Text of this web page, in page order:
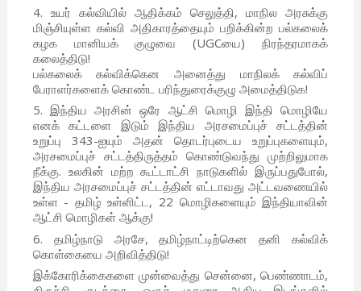
4. உயர் கல்வியில் ஆதிக்கம் செலுத்தி, மாநில அரசுக்கு
மிஞ்சியுள்ள கல்வி அதிகாரத்தையும் பறிக்கின்ற பல்கலைக்
கழக மானியக் குழுவை (UGCயை) நிரந்தரமாகக்
கலைத்திடு!
பல்கலைக் கல்விக்கென அனைத்து மாநிலக் கல்விப்
பேராளர்களைக் கொண்ட பரிந்துரைக்குழு அமைத்திடுக!
5. இந்திய அரசின் ஒரே ஆட்சி மொழி இந்தி மொழியே
எனக் கட்டளை இடும் இந்திய அரசமைப்புச் சட்டத்தின்
உறுப்பு 343-ஐயும் அதன் தொடர்புடைய உறுப்புகளையும்,
அரசமைப்புச் சட்டத்திருத்தம் கொண்டுவந்து முற்றிலுமாக
நீக்கு. உலகின் மற்ற கூட்டாட்சி நாடுகளில் இருப்பதுபோல்,
இந்திய அரசமைப்புச் சட்டத்தின் எட்டாவது அட்டவணையில்
உள்ள - தமிழ் உள்ளிட்ட, 22 மொழிகளையும் இந்தியாவின்
ஆட்சி மொழிகள் ஆக்கு!
6. தமிழ்நாடு அரசே, தமிழ்நாட்டிற்கென தனி கல்விக்
கொள்கையை அறிவித்திடு!
இக்கோரிக்கைகளை முன்வைத்து சென்னை, பெண்ணாடம்,